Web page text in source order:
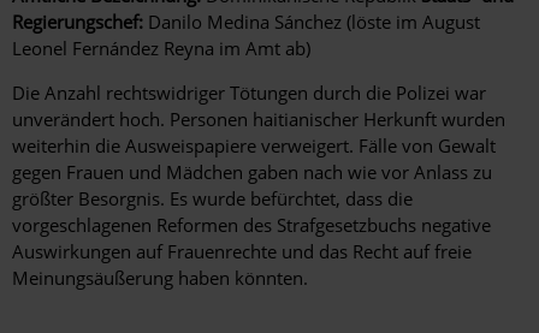
Regierungschef: Danilo Medina Sánchez (löste im August
Leonel Fernández Reyna im Amt ab)
Die Anzahl rechtswidriger Tötungen durch die Polizei war
unverändert hoch. Personen haitianischer Herkunft wurden
weiterhin die Ausweispapiere verweigert. Fälle von Gewalt
gegen Frauen und Mädchen gaben nach wie vor Anlass zu
größter Besorgnis. Es wurde befürchtet, dass die
vorgeschlagenen Reformen des Strafgesetzbuchs negative
Auswirkungen auf Frauenrechte und das Recht auf freie
Meinungsäußerung haben könnten.